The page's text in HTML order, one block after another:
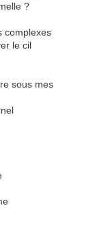
?
complexes
le cil
sous mes